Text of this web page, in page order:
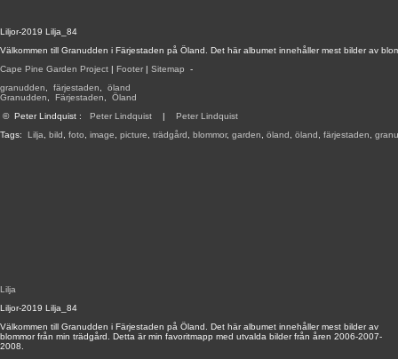
Liljor-2019 Lilja_84
Välkommen till Granudden i Färjestaden på Öland. Det här albumet innehåller mest bilder av
Cape Pine Garden Project | Footer | Sitemap -
granudden
färjestaden
öland
Granudden
Färjestaden
Öland
© Peter Lindquist : Peter Lindquist | Peter Lindquist
Tags: Lilja bild foto image picture trädgård blommor, garden öland öland färjestaden
Lilja
Liljor-2019 Lilja_84
Välkommen till Granudden i Färjestaden på Öland. Det här albumet innehåller mest bilder av
blommor från min trädgård. Detta är min favoritmapp med utvalda bilder från åren 2006-2007-
2008.